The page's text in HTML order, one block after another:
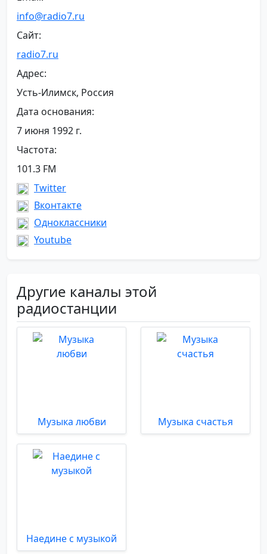
info@radio7.ru
Сайт:
radio7.ru
Адрес:
Усть-Илимск, Россия
Дата основания:
7 июня 1992 г.
Частота:
101.3 FM
Twitter
Вконтакте
Одноклассники
Youtube
Другие каналы этой
радиостанции
Музыка любви Музыка счастья
Наедине с музыкой